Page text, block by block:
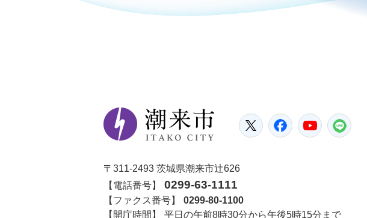
潮来市
Twitter FacebookYouTube
〒311-2493 茨城県潮来市辻626
【電話番号】
0299-63-1111
【ファクス番号】
0299-80-1100
【開庁時間】
平日の午前8時30分から午後5時15分まで